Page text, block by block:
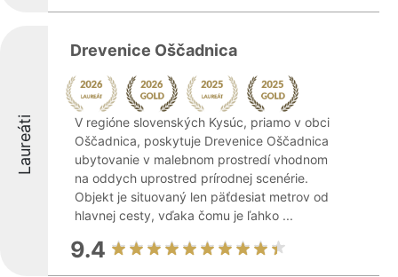
Laureáti
Drevenice Oščadnica
V regióne slovenských Kysúc, priamo v obci
Oščadnica, poskytuje Drevenice Oščadnica
ubytovanie v malebnom prostredí vhodnom
na oddych uprostred prírodnej scenérie.
Objekt je situovaný len päťdesiat metrov od
hlavnej cesty, vďaka čomu je ľahko ...
9.4